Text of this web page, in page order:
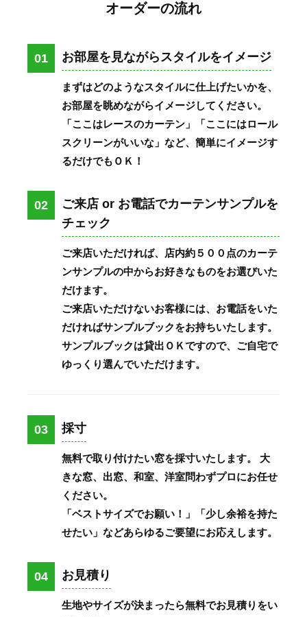
オーダーの流れ
01 お部屋を見ながらスタイルをイメージ
まずはどのようなスタイルに仕上げたいかを、
お部屋を眺めながらイメージしてください。
「ここはレースのカーテン」「ここにはロール
スクリーンがいいな」など、簡単にイメージす
るだけでもＯＫ！
02
ご来店 or お電話でカーテンサンプルを
チェック
ご来店いただければ、店内約５００点のカーテ
ンサンプルの中からお好きなものをお選びいた
だけます。
ご来店いただけないお客様には、お電話をいた
だければサンプルブックをお持ちいたします。
サンプルブックは貸出ＯＫですので、ご自宅で
ゆっくり選んでいただけます。
03 採寸
無料で取り付けたい窓を採寸いたします。 大
きな窓、出窓、和室、洋室問わずプロにお任せ
ください。
「ベストサイズでお願い！」「少し余裕を持た
せたい」などあらゆるご要望にお応えします。
04 お見積り
生地やサイズが決まったら無料でお見積りをい